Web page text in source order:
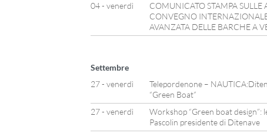
04 - venerdì
COMUNICATO STAMPA SULLE
CONVEGNO
AVANZATA DELLE BARCHE A
Settembre
27 - venerdì
Telepordenone –
“Green Boat”
27 - venerdì
Workshop “Green boat design”:
Pascolin presidente di Ditenave